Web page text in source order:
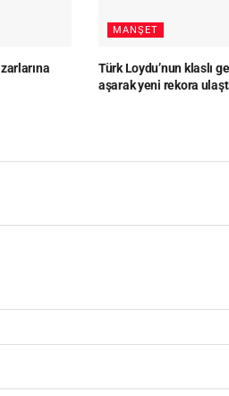
MANŞET
Türk Loydu’nun klaslı
aşarak yeni rekora